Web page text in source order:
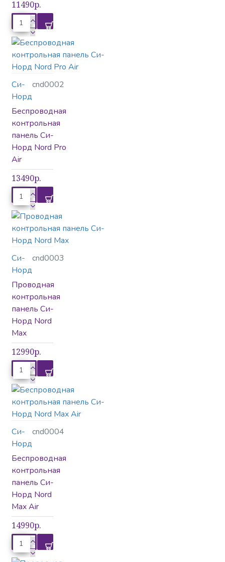
11490р.
Си-
Норд
cnd0002
Беспроводная
контрольная
панель Си-
Норд Nord Pro
Air
13490р.
Си-
Норд
cnd0003
Проводная
контрольная
панель Си-
Норд Nord
Max
12990р.
Си-
Норд
cnd0004
Беспроводная
контрольная
панель Си-
Норд Nord
Max Air
14990р.